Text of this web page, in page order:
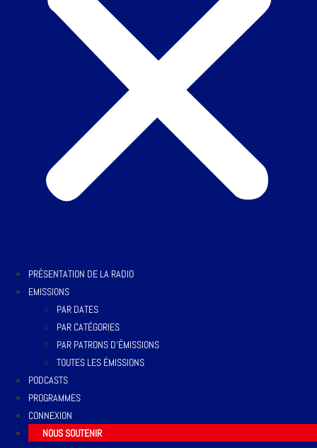
PRÉSENTATION DE LA RADIO
EMISSIONS
PAR DATES
PAR CATÉGORIES
PAR PATRONS D’ÉMISSIONS
TOUTES LES ÉMISSIONS
PODCASTS
PROGRAMMES
CONNEXION
NOUS SOUTENIR